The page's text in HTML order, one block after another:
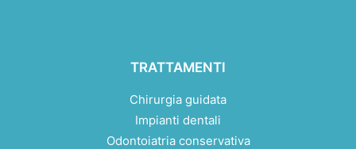
TRATTAMENTI
Chirurgia guidata
Impianti dentali
Odontoiatria conservativa